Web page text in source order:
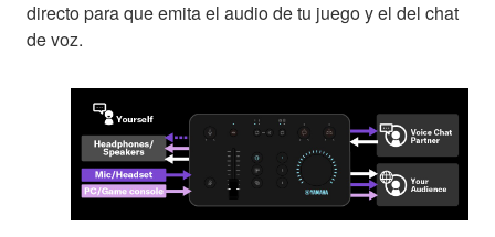
directo para que emita el audio de tu juego y el del chat
de voz.